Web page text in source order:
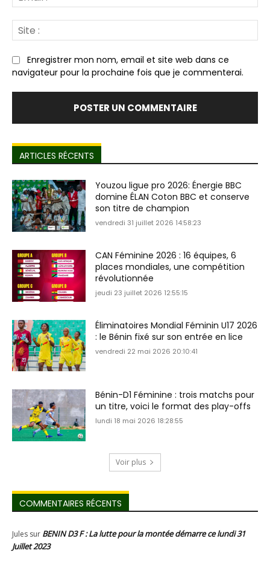
:*
:
Enregistrer mon nom, email et site web dans ce
navigateur pour la prochaine fois que je commenterai.
ARTICLES RÉCENTS
Youzou ligue pro 2026: Énergie BBC
domine ÉLAN Coton BBC et conserve
son titre de champion
vendredi 31 juillet 2026 14:58:23
CAN Féminine 2026 : 16 équipes, 6
places mondiales, une compétition
révolutionnée
jeudi 23 juillet 2026 12:55:15
Éliminatoires Mondial Féminin U17 2026
: le Bénin fixé sur son entrée en lice
vendredi 22 mai 2026 20:10:41
Bénin-D1 Féminine : trois matchs pour
un titre, voici le format des play-offs
lundi 18 mai 2026 18:28:55
Voir plus
COMMENTAIRES RÉCENTS
Jules sur BENIN D3 F : La lutte pour la montée démarre ce lundi 31
Juillet 2023